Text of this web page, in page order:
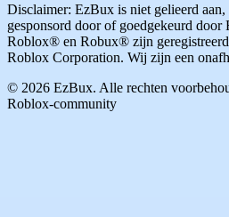
Disclaimer: EzBux is niet gelieerd aan,
gesponsord door of goedgekeurd
Roblox® en Robux® zijn
Roblox Corporation. Wij zijn een
© 2026 EzBux. Alle rechten
Roblox-community